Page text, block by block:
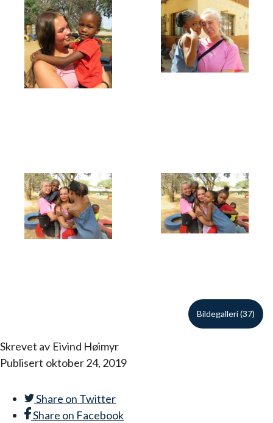
Bildegalleri (37)
Skrevet av Eivind Høimyr
Publisert oktober 24, 2019
Share on Twitter
Share on Facebook